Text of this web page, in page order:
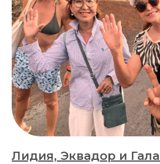
Лидия, Эквадор и